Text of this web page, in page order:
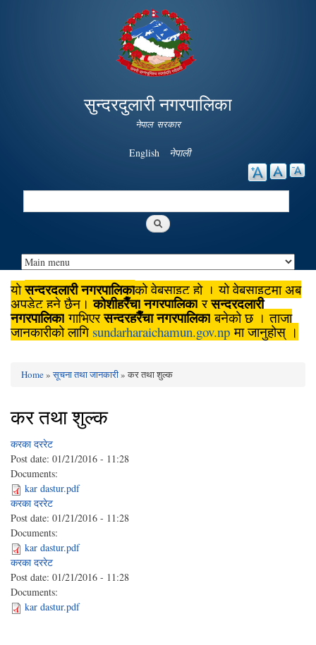
main
content
सुन्दरदुलारी नगरपालिका
नेपाल सरकार
English नेपाली
Search
योसुन्दरदुलारी नगरपालिकाको वेबसाइट हो । यो वेबसाइटमा अब
अपडेट हुने छैन।कोशीहरैँचानगरपालिका रसुन्दरदुलारी
नगरपालिका गाभिएरसुन्दरहरैँचानगरपालिका बनेको छ । ताजा
जानकारीको लागि sundarharaichamun.gov.np मा जानुहोस् ।
You are here
Home»सूचना तथा जानकारी» कर तथा शुल्क
कर तथा शुल्क
करका दररेट
Post date: 01/21/2016 - 11:28
Documents:
kar dastur.pdf
करका दररेट
Post date: 01/21/2016 - 11:28
Documents:
kar dastur.pdf
करका दररेट
Post date: 01/21/2016 - 11:28
Documents:
kar dastur.pdf